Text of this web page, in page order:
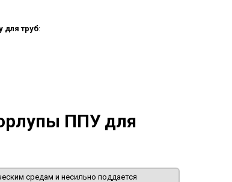
для труб:
ППУ для
средам и несильно поддается